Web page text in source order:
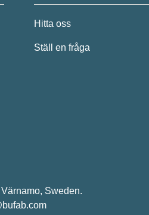
Hitta oss
Ställ en fråga
Sweden.